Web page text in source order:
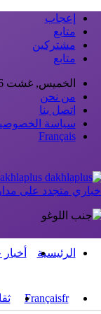
إعجاب
متابع
مشتركين
متابع
الخميس, غشت 6, 2026
من نحن
اتصل بنا
سياسة
Français
اخباري متجدد على
الرئيسية
Françaisfr